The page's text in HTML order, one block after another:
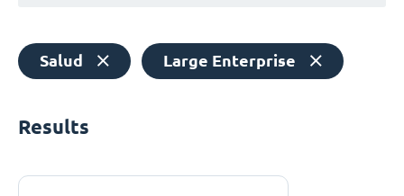
Salud Large Enterprise
Results